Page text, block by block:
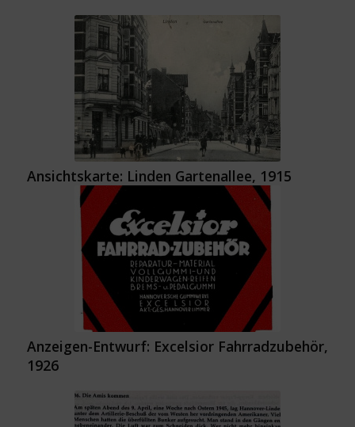
Ansichtskarte: Linden Gartenallee, 1915
Anzeigen-Entwurf: Excelsior Fahrradzubehör,
1926